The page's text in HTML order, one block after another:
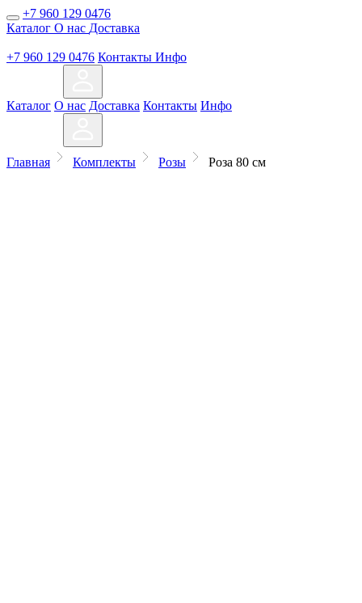
+7 960 129 0476
Каталог О нас Доставка
+7 960 129 0476 Контакты Инфо
Каталог О нас Доставка Контакты Инфо
Главная Комплекты Розы Роза 80 см